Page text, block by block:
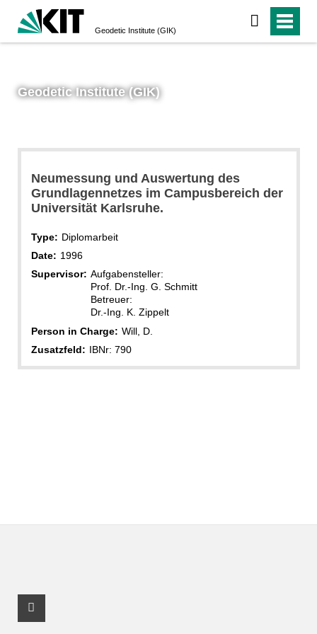
Geodetic Institute (GIK)
Geodetic Institute (GIK)
Neumessung und Auswertung des
Grundlagennetzes im Campusbereich der
Universität Karlsruhe.
Type: Diplomarbeit
Date: 1996
Supervisor: Aufgabensteller:
Prof. Dr.-Ing. G. Schmitt
Betreuer:
Dr.-Ing. K. Zippelt
Person in Charge: Will, D.
Zusatzfeld: IBNr: 790